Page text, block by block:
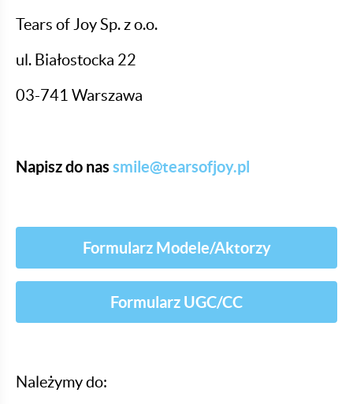
Tears of Joy Sp. z o.o.
ul. Białostocka 22
03-741 Warszawa
Napisz do nas smile@tearsofjoy.pl
Formularz Modele/Aktorzy
Formularz UGC/CC
Należymy do: